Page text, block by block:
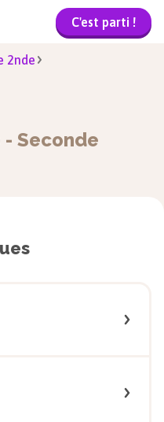
C'est parti !
2nde
- Seconde